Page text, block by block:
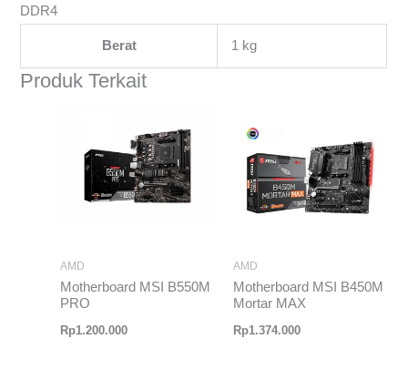
DDR4
Berat 1 kg
Produk Terkait
AMD
Motherboard MSI B550M
PRO
Rp1.200.000
AMD
Motherboard MSI B450M
Mortar MAX
Rp1.374.000